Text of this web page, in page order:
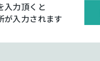
入力頂くと
が入力されます